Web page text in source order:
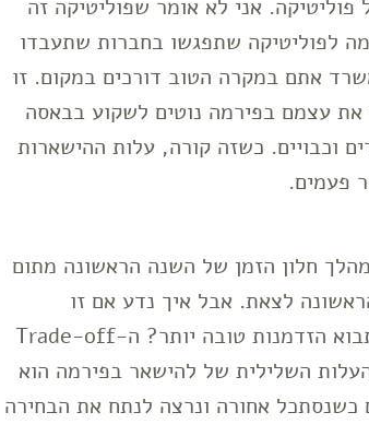
פוליטיקה. אני לא אומר שפוליטיקה זה
לפוליטיקה שתפגשו בחברות שתעבדו
אתם במקרה הטוב דורכים במקום. זו
עצמם בפירמה נוטים לשקוע בבאסה
וכבויים. כשזה קורה, עלות ההישארות
פעמים.
חלון הזמן של השנה הראשונה מתום
לצאת. אבל איך נדע אם זו
ההזדמנות הכי טובה שנקבל? אולי בעוד חודש תבוא הזדמנות טובה יותר? ה-Trade-off
השלילית של להישאר בפירמה הוא
כשנסתכל אחורה ונרצה לנתח את הבחירה